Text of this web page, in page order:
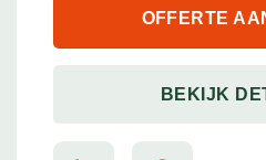
OFFERTE
BEKIJK